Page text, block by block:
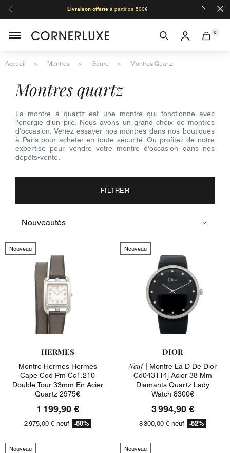
Livraison offerteà partir de 500€ ×
0
Accueil Montres Genre Montres Quartz
montres quartz
La montre à quartz est une montre qui fonctionne avec
l'energie d'un pile. Nous avons un grand choix de montres
d'occasion. Venez essayer nos montres dans nos boutiques
à Paris pour acheter en toute sécurité. Ou profitez de notre
expertise pour vendre votre montre d'occasion dans nos
dépôts-vente.
FILTRER
Nouveau
HERMES
Montre Hermes Hermes
Cape Cod Pm Cc1.210
Double Tour 33mm En Acier
Quartz 2975€
1 199,90 €
2 975,00 €neuf -60%
Nouveau
DIOR
Neuf | Montre La D De Dior
Cd043114j Acier 38 Mm
Diamants Quartz Lady
Watch 8300€
3 994,90 €
8 300,00 €neuf -52%
Nouveau Nouveau